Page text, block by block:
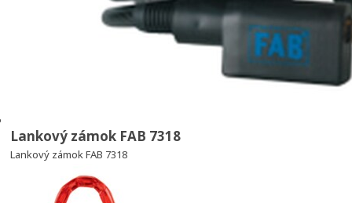
Lankový zámok FAB 7318
Lankový zámok FAB 7318